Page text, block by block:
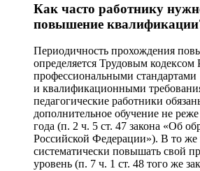
Как часто работнику
повышение
Периодичность прохождения
определяется Трудовым кодексом
профессиональными стандартами
и квалификационными
педагогические работники
дополнительное обучение не
года (п. 2 ч. 5 ст. 47 закона «Об
Российской Федерации»). В то
систематически повышать свой
уровень (п. 7 ч. 1 ст. 48 того же